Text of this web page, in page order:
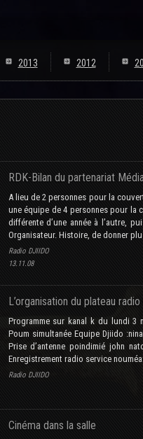
2013 2012
RDK-Bilan du partenariat
A lieu de 2 personnes pour la
une équipe de 4 personnes pour la
différente d’une année à l’autre,
Organisateur. Histoire, de donner
Radio DJIIDO
13.11.08
L’organisation du plateau
Programme sur kanal k du lundi 3
Poum simultanée Equipe Djiido
Prise d’antenne poindimié john
Enregistrement radio service
Radio DJIIDO
Cinéma dans la salle